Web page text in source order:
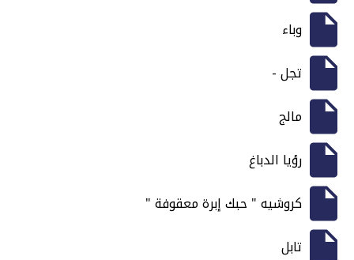
وباء
تجل -
مالج
رؤيا الدباغ
كروشيه " حبك إبرة معقوفة "
تابل